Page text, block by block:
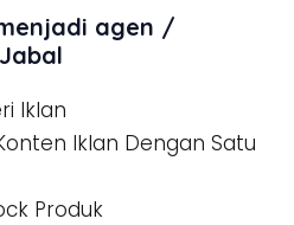
agen /
Iklan
Iklan Dengan Satu
Produk